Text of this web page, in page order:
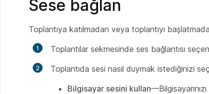
Sese bağlan
Toplantıya katılmadan veya toplantıyı
Toplantılar sekmesinde ses bağlantısı
Toplantıda sesi nasıl duymak istediğinizi
Bilgisayar sesini kullan